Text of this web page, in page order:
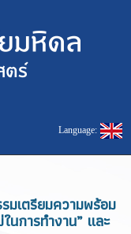
Language:
เตรียมความพร้อม
นการทำงาน” และ